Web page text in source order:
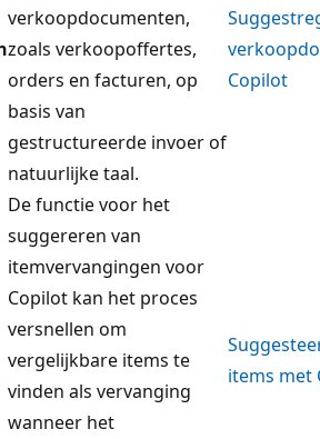
verkoopdocumenten,
zoals verkoopoffertes,
orders en facturen, op
basis van
gestructureerde invoer of
natuurlijke taal.
Copilot
De functie voor het
suggereren van
itemvervangingen voor
Copilot kan het proces
versnellen om
vergelijkbare items te
vinden als vervanging
wanneer het
items met